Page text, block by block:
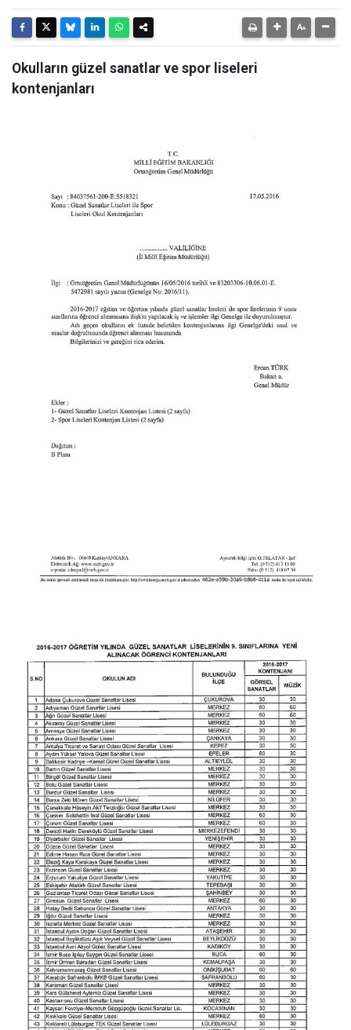
Okulların güzel sanatlar ve spor liseleri
kontenjanları